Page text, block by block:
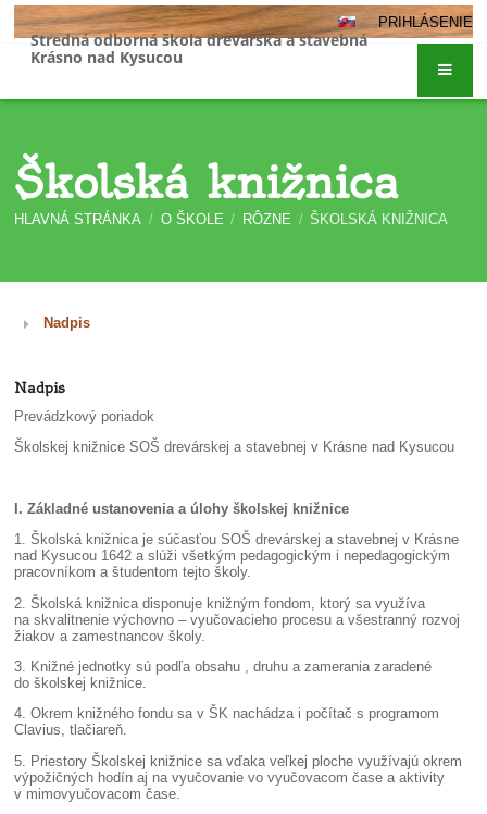
PRIHLÁSENIE
Stredná odborná škola drevárska a stavebná
Krásno nad Kysucou
Školská knižnica
HLAVNÁ STRÁNKA / O ŠKOLE / RÔZNE / ŠKOLSKÁ KNIŽNICA
Školská
Nadpis
Nadpis
Prevádzkový poriadok
Školskej knižnice SOŠ drevárskej a stavebnej v Krásne nad Kysucou
I. Základné ustanovenia a úlohy školskej knižnice
1. Školská knižnica je súčasťou SOŠ drevárskej a stavebnej v Krásne
nad Kysucou 1642 a slúži všetkým pedagogickým i nepedagogickým
pracovníkom a študentom tejto školy.
2. Školská knižnica disponuje knižným fondom, ktorý sa využíva
na skvalitnenie výchovno – vyučovacieho procesu a všestranný rozvoj
žiakov a zamestnancov školy.
3. Knižné jednotky sú podľa obsahu , druhu a zamerania zaradené
do školskej knižnice.
4. Okrem knižného fondu sa v ŠK nachádza i počítač s programom
Clavius, tlačiareň.
5. Priestory Školskej knižnice sa vďaka veľkej ploche využívajú okrem
výpožičných hodín aj na vyučovanie vo vyučovacom čase a aktivity
v mimovyučovacom čase.